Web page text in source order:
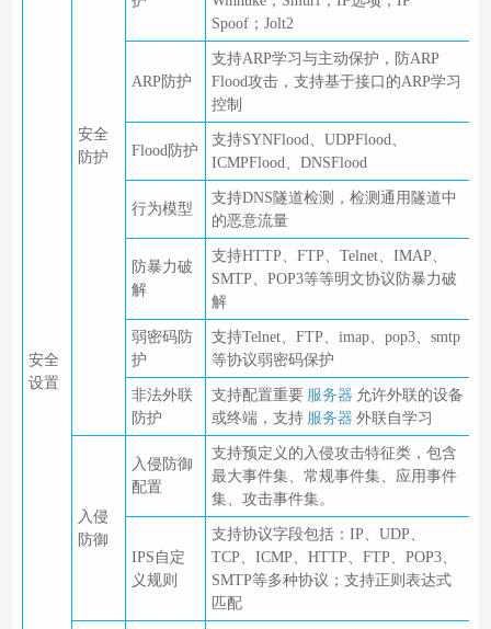
安全
设置
安全
防护
Spoof；Jolt2
ARP防护
支持ARP学习与主动保护，防ARP
Flood攻击，支持基于接口的ARP学习
控制
Flood防护
支持SYNFlood、UDPFlood、
ICMPFlood、DNSFlood
行为模型
支持DNS隧道检测，检测通用隧道中
的恶意流量
防暴力破
解
支持HTTP、FTP、Telnet、IMAP、
SMTP、POP3等等明文协议防暴力破
解
弱密码防
护
支持Telnet、FTP、imap、pop3、smtp
等协议弱密码保护
非法外联
防护
支持配置重要 服务器 允许外联的设备
或终端，支持 服务器 外联自学习
入侵
防御
入侵防御
配置
支持预定义的入侵攻击特征类，包含
最大事件集、常规事件集、应用事件
集、攻击事件集。
IPS自定
义规则
支持协议字段包括：IP、UDP、
TCP、ICMP、HTTP、FTP、POP3、
SMTP等多种协议；支持正则表达式
匹配